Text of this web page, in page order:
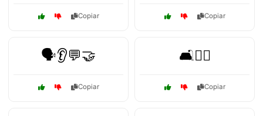
Copiar Copiar
🗣️👂💬🤝
Copiar
🛋️👩‍⚕️
Copiar